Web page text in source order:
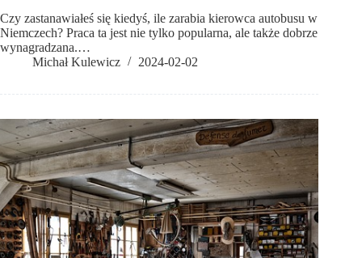
Czy zastanawiałeś się kiedyś, ile zarabia kierowca autobusu w
Niemczech? Praca ta jest nie tylko popularna, ale także dobrze
wynagradzana.…
Michał Kulewicz
2024-02-02